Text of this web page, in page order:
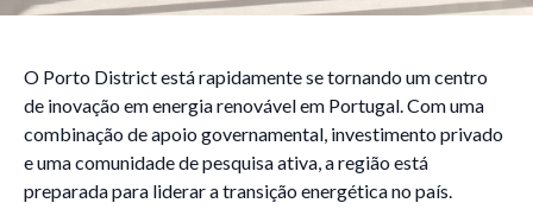
O Porto District está rapidamente se tornando um centro
de inovação em energia renovável em Portugal. Com uma
combinação de apoio governamental, investimento privado
e uma comunidade de pesquisa ativa, a região está
preparada para liderar a transição energética no país.